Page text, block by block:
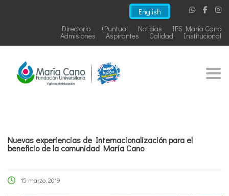
English
IPS María Cano
Noticias
+Puntual
Directorio
Institucional
Calidad
Aspirantes
Admisiones
Nuevas experiencias de Internacionalización para el
beneficio de la comunidad María Cano
15 marzo, 2019